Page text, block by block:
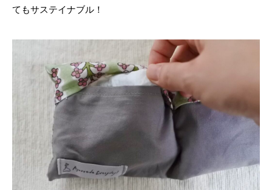
てもサステイナブル！